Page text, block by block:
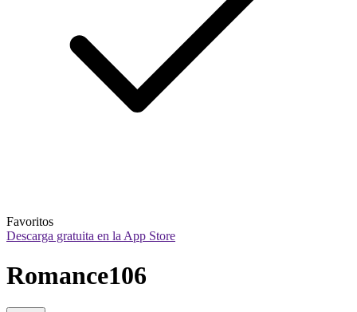
Favoritos
Descarga gratuita en la App Store
Romance106